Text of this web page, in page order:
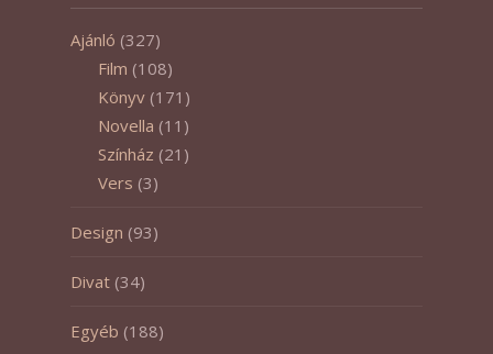
Ajánló (327)
Film (108)
Könyv (171)
Novella (11)
Színház (21)
Vers (3)
Design (93)
Divat (34)
Egyéb (188)